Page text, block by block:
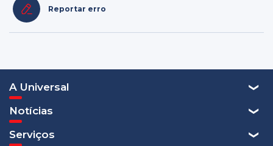
Reportar erro
A Universal
Notícias
Serviços